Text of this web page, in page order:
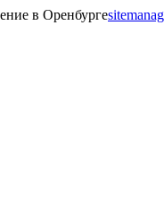
в Оренбурге